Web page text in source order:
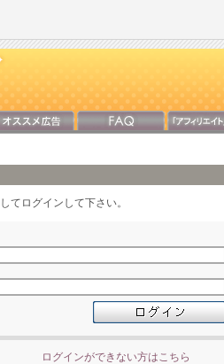
てログインして下さい。
ログインができない方はこちら